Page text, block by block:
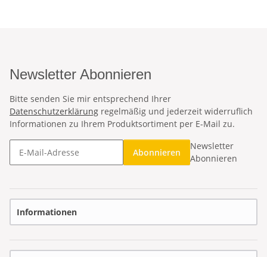
Newsletter Abonnieren
Bitte senden Sie mir entsprechend Ihrer
Datenschutzerklärung regelmäßig und jederzeit widerruflich
Informationen zu Ihrem Produktsortiment per E-Mail zu.
Abonnieren
Newsletter
Abonnieren
Informationen